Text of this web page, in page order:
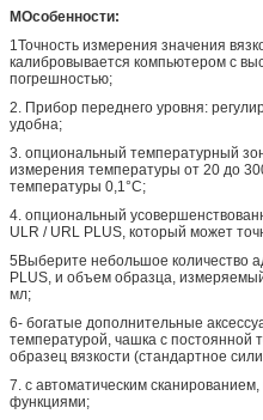
МОсобенности:
1Точность измерения значения
калибровывается компьютером с
погрешностью;
2. Прибор переднего уровня:
удобна;
3. опциональный температурный
измерения температуры от 20 до
температуры 0,1°C;
4. опциональный
ULR / URL PLUS, который может
5Выберите небольшое количество
PLUS, и объем образца,
мл;
6- богатые дополнительные
температурой, чашка с постоянной
образец вязкости (стандартное
7. с автоматическим
функциями;